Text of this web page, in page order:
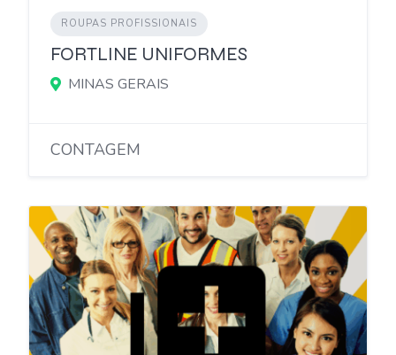
ROUPAS PROFISSIONAIS
FORTLINE UNIFORMES
MINAS GERAIS
CONTAGEM